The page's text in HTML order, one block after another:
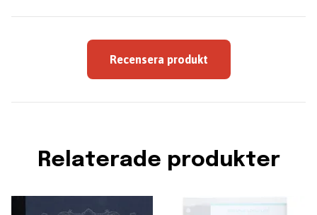
Recensera produkt
Relaterade produkter